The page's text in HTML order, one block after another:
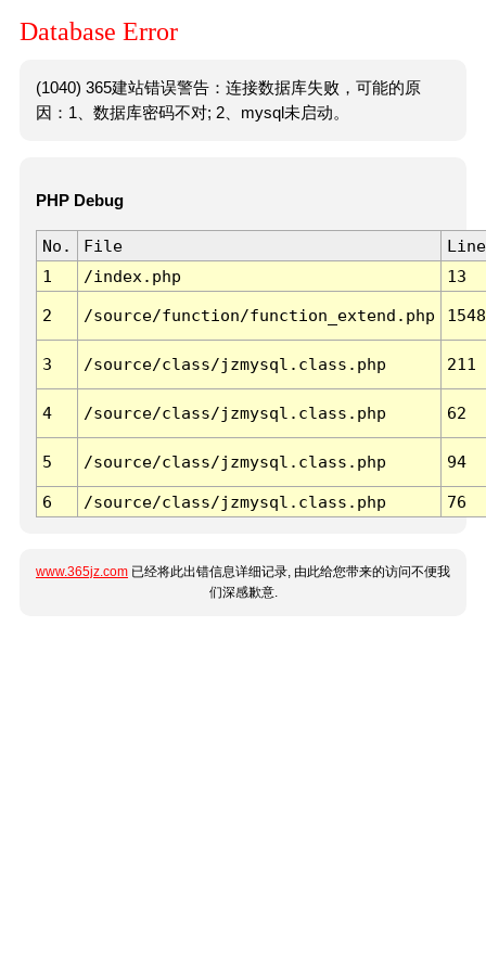
Database Error
(1040) 365建站错误警告：连接数据库失败，可能的原
因：1、数据库密码不对; 2、mysql未启动。
PHP Debug
No. File
Line
1
/index.php 13
2 /source/function/function_extend.php 1548
3 /source/class/jzmysql.class.php 211
4 /source/class/jzmysql.class.php 62
5 /source/class/jzmysql.class.php 94
6 /source/class/jzmysql.class.php 76
www.365jz.com 已经将此出错信息详细记录, 由此给您带来的访问不便我
们深感歉意.